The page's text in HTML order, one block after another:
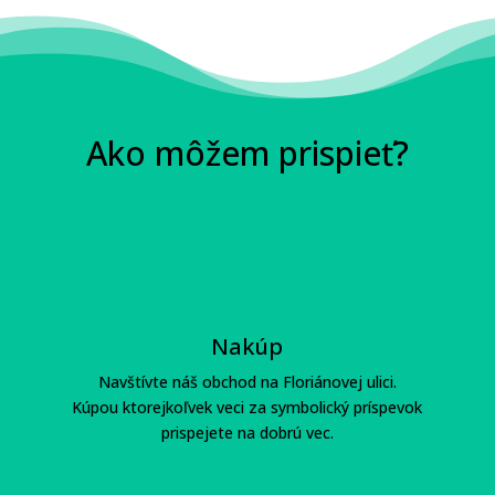
Ako môžem prispieť?
Nakúp
Navštívte náš obchod na Floriánovej ulici.
Kúpou ktorejkoľvek veci za symbolický príspevok
prispejete na dobrú vec.